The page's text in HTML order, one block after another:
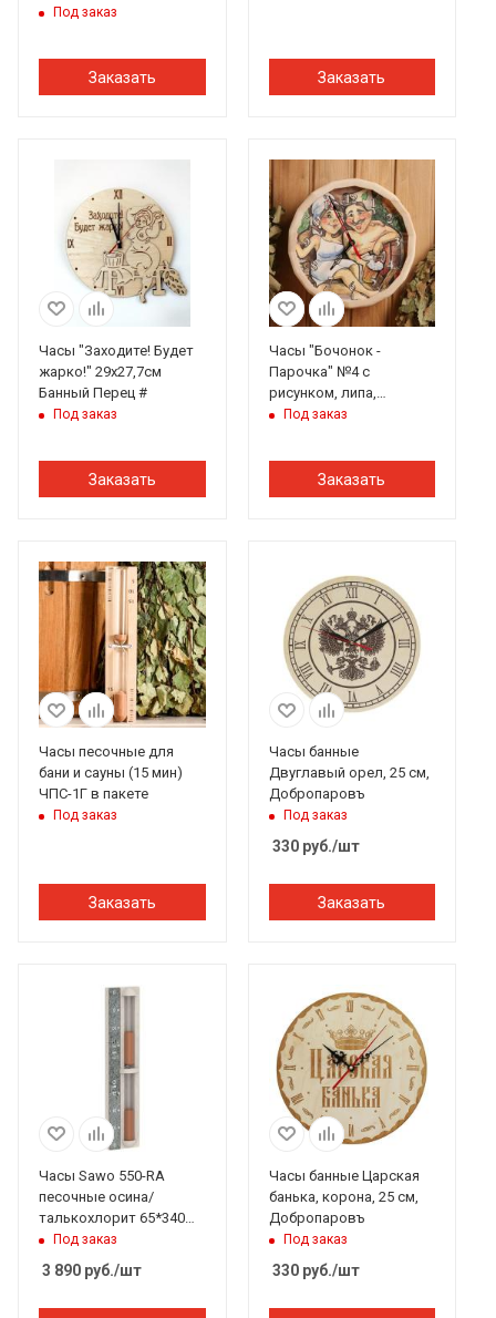
Под заказ
Заказать Заказать
Часы "Заходите! Будет
жарко!" 29х27,7см
Банный Перец #
Под заказ
Заказать
Часы "Бочонок -
Парочка" №4 с
рисунком, липа,
Добропаровъ
Под заказ
Заказать
Часы песочные для
бани и сауны (15 мин)
ЧПС-1Г в пакете
Под заказ
Заказать
Часы банные
Двуглавый орел, 25 см,
Добропаровъ
Под заказ
330руб./шт
Заказать
Часы Sawo 550-RA
песочные осина/
талькохлорит 65*340
ммПод заказ
3 890 руб./шт
Часы банные Царская
банька, корона, 25 см,
Добропаровъ
Под заказ
330руб./шт